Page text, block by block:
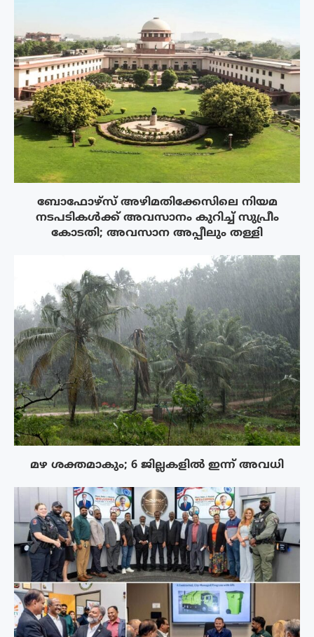
ബോഫോഴ്‌സ് അഴിമതിക്കേസിലെ നിയമ
നടപടികൾക്ക് അവസാനം കുറിച്ച് സുപ്രീം
കോടതി; അവസാന അപ്പീലും തള്ളി
മഴ ശക്തമാകും; 6 ജില്ലകളിൽ ഇന്ന് അവധി